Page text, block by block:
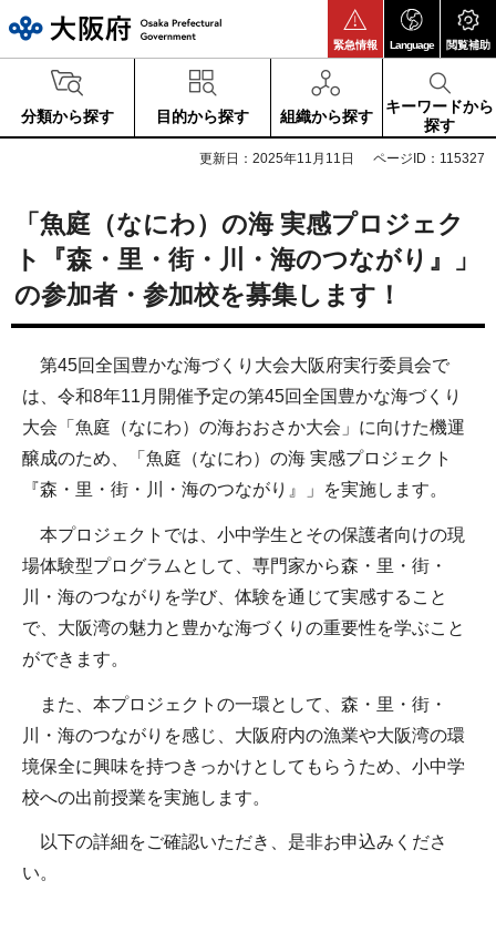
緊急情報 Language 閲覧補助
分類から探す 目的から探す 組織から探す
キーワードから
探す
更新日：2025年11月11日 ページID：115327
「魚庭（なにわ）の海 実感プロジェク
ト『森・里・街・川・海のつながり』」
の参加者・参加校を募集します！
第45回全国豊かな海づくり大会大阪府実行委員会で
は、令和8年11月開催予定の第45回全国豊かな海づくり
大会「魚庭（なにわ）の海おおさか大会」に向けた機運
醸成のため、「魚庭（なにわ）の海 実感プロジェクト
『森・里・街・川・海のつながり』」を実施します。
本プロジェクトでは、小中学生とその保護者向けの現
場体験型プログラムとして、専門家から森・里・街・
川・海のつながりを学び、体験を通じて実感すること
で、大阪湾の魅力と豊かな海づくりの重要性を学ぶこと
ができます。
また、本プロジェクトの一環として、森・里・街・
川・海のつながりを感じ、大阪府内の漁業や大阪湾の環
境保全に興味を持つきっかけとしてもらうため、小中学
校への出前授業を実施します。
以下の詳細をご確認いただき、是非お申込みくださ
い。